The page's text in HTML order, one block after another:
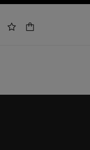
lista de deseos
cesta